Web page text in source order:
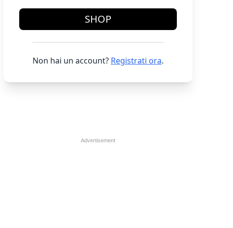
SHOP
Non hai un account? Registrati ora.